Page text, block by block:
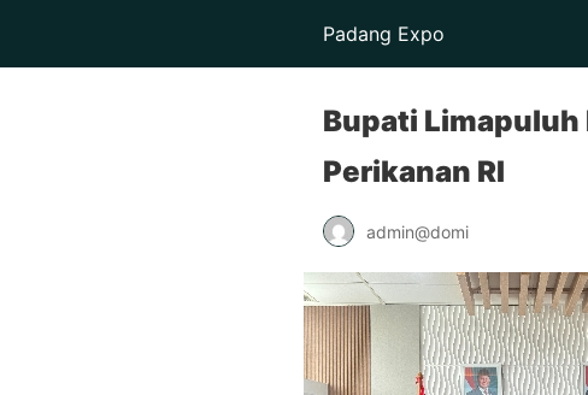
Padang Expo
Bupati Limapuluh
Perikanan RI
admin@domi